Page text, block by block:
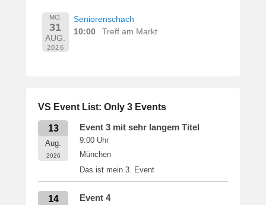
MO.
31
AUG.
2026
Seniorenschach
10:00
Treff am Markt
VS Event List: Only 3 Events
13
Aug.
2026
Event 3 mit sehr langem Titel
9:00 Uhr
München
Das ist mein 3. Event
14 Event 4